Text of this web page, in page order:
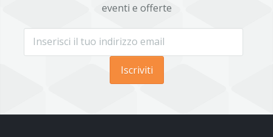
eventi e offerte
Iscriviti